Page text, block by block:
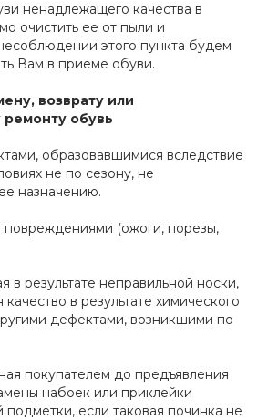
ненадлежащего качества в
очистить ее от пыли и
этого пункта будем
Вам в приеме обуви.
возврату или
обувь
образовавшимися вследствие
не по сезону, не
назначению.
повреждениями (ожоги, порезы,
в результате неправильной носки,
в результате химического
дефектами, возникшими по
покупателем до предъявления
набоек или приклейки
подметки, если таковая починка не